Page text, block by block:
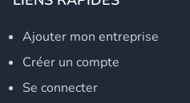
Ajouter mon entreprise
Créer un compte
Se connecter